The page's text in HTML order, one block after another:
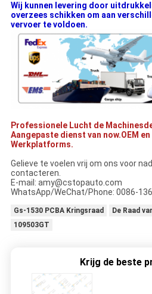
Wij kunnen levering door
overzees schikken om aan
vervoer te voldoen.
Professionele Lucht de
Aangepaste dienst van now.OEM en
Werkplatforms.
Gelieve te voelen vrij om ons voor
contacteren.
E-mail: amy@cstopauto.com
WhatsApp/WeChat/Phone: 0086-
Gs-1530 PCBA Kringsraad
De Raad
109503GT
Krijg de beste